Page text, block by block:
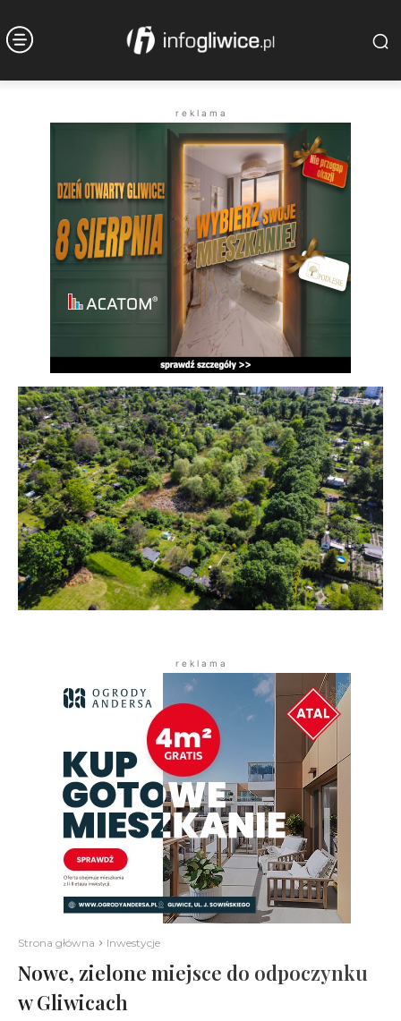
r e k l a m a
r e k l a m a
Strona główna Inwestycje
Nowe, zielone miejsce do odpoczynku
w Gliwicach